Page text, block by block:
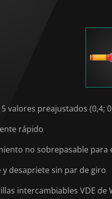
preajustados (0,4;
rápido
no sobrepasable para
desapriete sin par de giro
intercambiables VDE de